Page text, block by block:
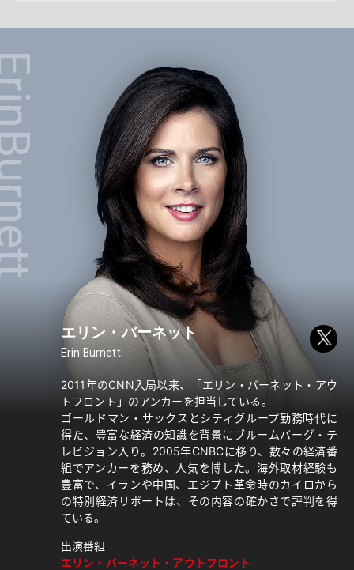
エリン・バーネット
Erin Burnett
2011年のCNN入局以来、「エリン・バーネット・アウ
トフロント」のアンカーを担当している。
ゴールドマン・サックスとシティグループ勤務時代に
得た、豊富な経済の知識を背景にブルームバーグ・テ
レビジョン入り。2005年CNBCに移り、数々の経済番
組でアンカーを務め、人気を博した。海外取材経験も
豊富で、イランや中国、エジプト革命時のカイロから
の特別経済リポートは、その内容の確かさで評判を得
ている。
出演番組
エリン・バーネット・アウトフロント